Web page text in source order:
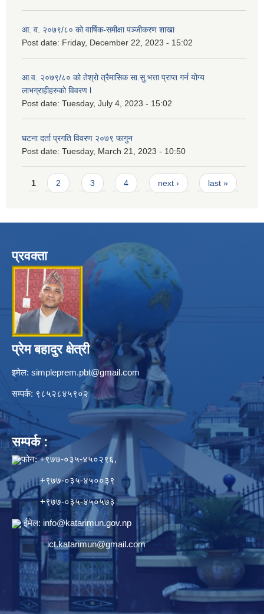
आ. व. २०७९/८० को वार्षिक-समीक्षा पञ्जीकरण शाखा
Post date: Friday, December 22, 2023 - 15:02
आ.व. २०७९/८० को तेश्रो त्रैमासिक सा.सु.भ‍त्ता प्राप्त गर्न योग्य
लाभग्राहीहरुको विवरण l
Post date: Tuesday, July 4, 2023 - 15:02
घटना दर्ता प्रगति विवरण २०७९ फागुन
Post date: Tuesday, March 21, 2023 - 10:50
Pages
1 2 3 4 next › last »
प्रवक्ता
प्रेम बहादुर क्षेत्री
इमेल: simpleprem.pbt@gmail.com
सम्पर्क: ९८५२८४५९०२
सम्पर्क :
फोन: +९७७-०३५-४५०२९६,
+९७७-०३५-४५००३९
+९७७-०३५-४५०५७३
ईमेल: info@katarimun.gov.np
ict.katarimun@gmail.com